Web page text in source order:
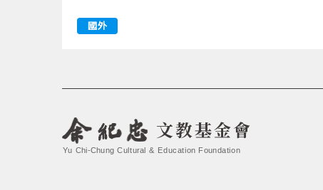
國外
文教基金會
Yu Chi-Chung Cultural & Education Foundation